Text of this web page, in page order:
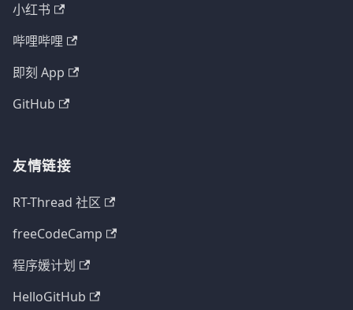
小红书
哔哩哔哩
即刻 App
GitHub
友情链接
RT-Thread 社区
freeCodeCamp
程序媛计划
HelloGitHub